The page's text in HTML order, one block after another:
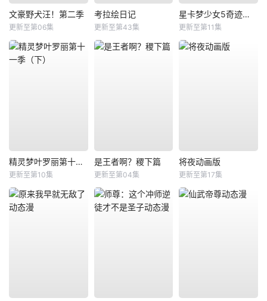
文豪野犬汪！第二季
更新至第06集
考拉绘日记
更新至第43集
星卡梦少女5奇迹绽放
更新至第11集
精灵梦叶罗丽第十一季（下）
更新至第10集
是王者啊？稷下篇
更新至第04集
将夜动画版
更新至第17集